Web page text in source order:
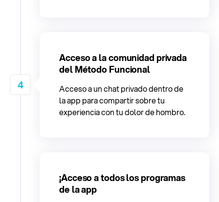
Acceso a la comunidad privada
del Método Funcional
Acceso a un chat privado dentro de
la app para compartir sobre tu
experiencia con tu dolor de hombro.
4
¡Acceso a todos los programas
de la app